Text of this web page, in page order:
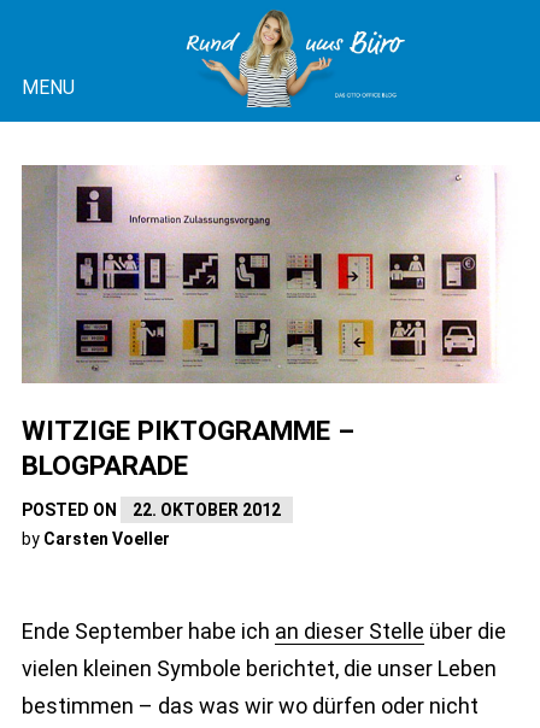
content
RUND UMS BÜRO
MENU
WITZIGE PIKTOGRAMME –
BLOGPARADE
POSTED ON
22. OKTOBER 2012
by Carsten Voeller
Ende September habe ich an dieser Stelle über die
vielen kleinen Symbole berichtet, die unser Leben
bestimmen – das was wir wo dürfen oder nicht